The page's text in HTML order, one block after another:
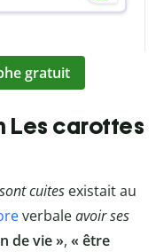
gratuit
Les carottes
cuites existait au
verbaleavoir ses
de vie », « être